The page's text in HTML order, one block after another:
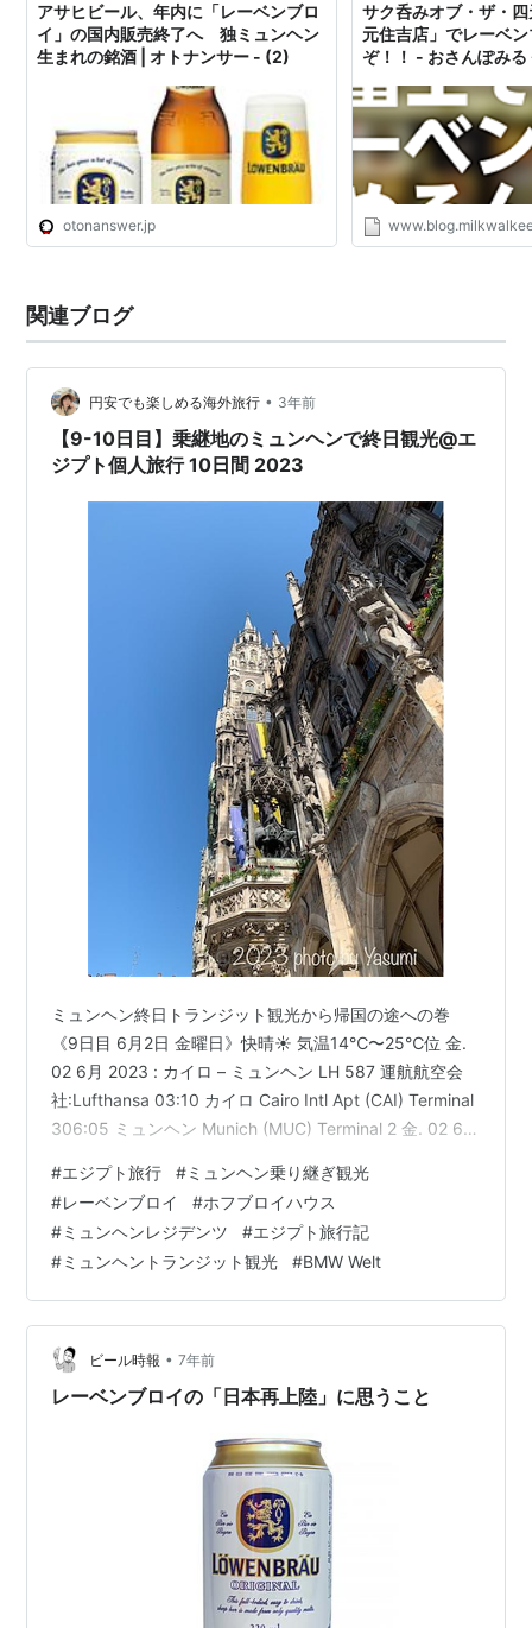
アサヒビール、年内に「レーベンブロ
イ」の国内販売終了へ 独ミュンヘン
生まれの銘酒 | オトナンサー - (2)
otonanswer.jp
サク呑みオブ・ザ・
元住吉店」でレーベ
ぞ！！ - おさんぽみる
関連ブログ
円安でも楽しめる海外旅行 • 3年前
【9-10日目】乗継地のミュンヘンで終日観光@エ
ジプト個人旅行 10日間 2023
ミュンヘン終日トランジット観光から帰国の途への巻
《9日目 6月2日 金曜日》快晴☀️ 気温14℃〜25℃位 金.
02 6月 2023 : カイロ – ミュンヘン LH 587 運航航空会
社:Lufthansa 03:10 カイロ Cairo Intl Apt (CAI) Terminal
306:05 ミュンヘン Munich (MUC) Terminal 2 金. 02 6月
社:Lufthansa 22:15 ミュンヘン Munich (MUC) Terminal
2翌日17:20 Osaka Osaka Kansai Int…
#エジプト旅行 #ミュンヘン乗り継ぎ観光
#レーベンブロイ #ホフブロイハウス
#ミュンヘンレジデンツ #エジプト旅行記
#ミュンヘントランジット観光 #BMW Welt
ビール時報 • 7年前
レーベンブロイの「日本再上陸」に思うこと